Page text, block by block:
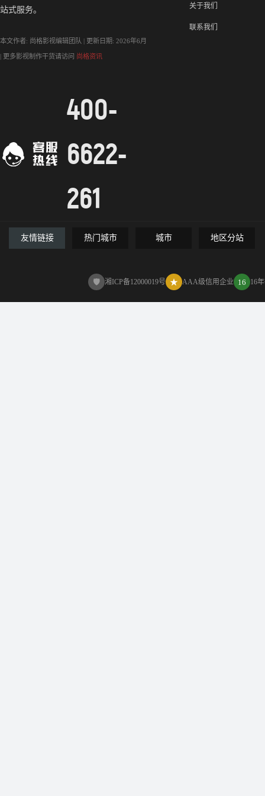
站式服务。
本文作者: 尚格影视编辑团队 | 更新日期: 2026年6月
| 更多影视制作干货请访问 尚格资讯
400-
6622-
261
关于我们
联系我们
友情链接 热门城市 城市 地区分站
🛡 湘ICP备12000019号 ★ AAA级信用企业 16 16